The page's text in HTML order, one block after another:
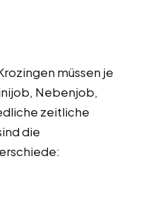
müssen je
Nebenjob,
zeitliche
die